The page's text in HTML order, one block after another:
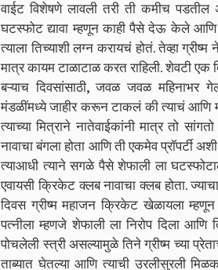
वाईट विशेषणे लावली तरी ती कमीच पडतील
घटस्फोट द्यावा म्हणून काही पैसे देऊ केले आणि
त्याला तिच्याशी लग्न करायचं होतं. तेव्हा
मात्र कायम टाळाटाळ करत राहिली. शेवटी एक
बऱ्याच दिवसांसाठी, जवळ जवळ महिनाभर
मंडळींमध्ये जाहीर करून टाकलं की त्याचं आणि
त्याच्या मित्राने नातेवाईकांनी मात्र तो
नावाचा बंगला होता आणि ती एकमेव प्रॉपर्टी
त्याआधी त्याने सगळे पैसे शेफाली ला
एवायसी क्रिकेट क्लब नावाचा क्लब होता.
दिवस ग्रीष्म महाजन क्रिकेट खेळायला
पत्नीला म्हणजे शेफाली ला निरोप दिला आणि
पोचलेली स्त्री असल्यामुळे तिने ग्रीष्म च्या
ताब्यात घेतल्या आणि त्याची उरलीसुरली